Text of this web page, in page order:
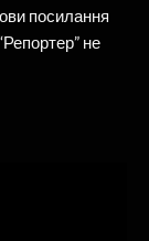
посилання
не